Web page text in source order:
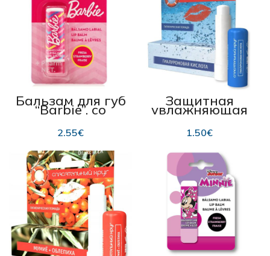
Бальзам для губ
“Barbie”, со
вкусом
клубники 4 г
2.55€
Защитная
увлажняющая
помада
“Päästerõngas” ,
с гиалуроновой
1.50€